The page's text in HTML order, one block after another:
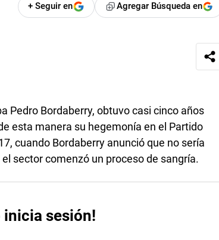
+ Seguir en Agregar Búsqueda en
Pedro Bordaberry, obtuvo casi cinco años
esta manera su hegemonía en el Partido
cuando Bordaberry anunció que no sería
sector comenzó un proceso de sangría.
inicia sesión!